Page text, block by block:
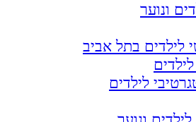
ונוער
לילדים בתל אביב
לילדים